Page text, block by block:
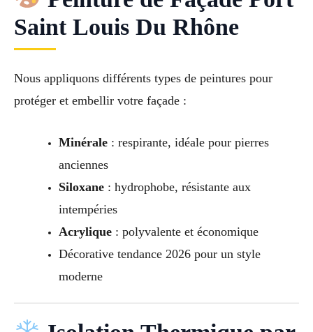
Saint Louis Du Rhône
Nous appliquons différents types de peintures pour
protéger et embellir votre façade :
Minérale: respirante, idéale pour pierres
anciennes
Siloxane: hydrophobe, résistante aux
intempéries
Acrylique: polyvalente et économique
Décorative tendance 2026 pour un style
moderne